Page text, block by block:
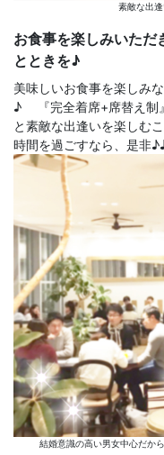
素敵な出
お食事を楽しみいただ
とときを♪
美味しいお食事を楽しみ
♪ 『完全着席+席替え制
と素敵な出逢いを楽しむ
時間を過ごすなら、是非
結婚意識の高い男女中心だか